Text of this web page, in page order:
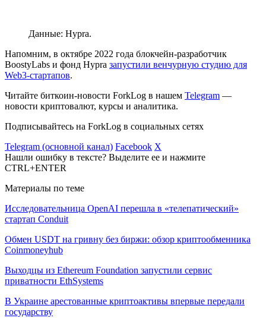
Данные: Hypra.
Напомним, в октябре 2022 года блокчейн-разработчик
BoostyLabs и фонд Hypra запустили венчурную студию для
Web3-стартапов.
Читайте биткоин-новости ForkLog в нашем Telegram —
новости криптовалют, курсы и аналитика.
Подписывайтесь на ForkLog в социальных сетях
Telegram (основной канал) Facebook X
Нашли ошибку в тексте? Выделите ее и нажмите
CTRL+ENTER
Материалы по теме
Исследовательница OpenAI перешла в «телепатический»
стартап Conduit
Обмен USDT на гривну без биржи: обзор криптообменника
Coinmoneyhub
Выходцы из Ethereum Foundation запустили сервис
приватности EthSystems
В Украине арестованные криптоактивы впервые передали
государству